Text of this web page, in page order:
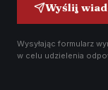
Wyślij
Wysyłając formularz
w celu udzielenia